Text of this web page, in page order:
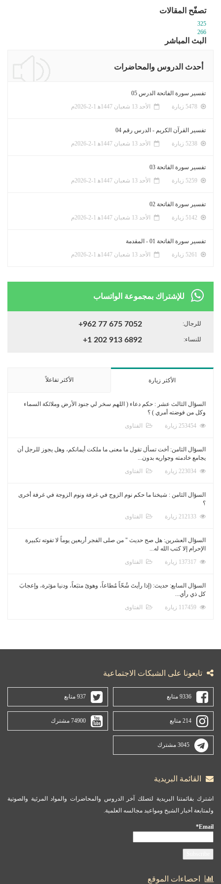
تصفّح المقالات
325
266
البث المباشر
أحدث الدروس والمحاضرات
تفسير سورة الفاتحة الدرس 05
الأحد 13 شعبان 1447ﻫ 1-2-2026م
تفسير القرآن الكريم - الدرس رقم 04
الأحد 13 شعبان 1447ﻫ 1-2-2026م
تفسير سورة الفاتحة 03
الأحد 13 شعبان 1447ﻫ 1-2-2026م
تفسير سورة الفاتحة 02
الأحد 13 شعبان 1447ﻫ 1-2-2026م
تفسير سورة الفاتحة 01 - المقدمة
الأحد 13 شعبان 1447ﻫ 1-2-2026م
للإشتراك بمجموعة الواتساب
للرجال: +962 77 675 7052
للنساء: +1 202 913 6892
الأكثر زيارة الأكثر تفاعلاً
السؤال الثالث عشر : حكم دعاء ( اللهم سخر لي جنود الأرض وملائكة السماء
وكل من فوضته أمري ) ؟
الفتاوى
السؤال الثامن: أخت تسأل تقول ما معنى ما ملكت أيمانكم، وهل يجوز للرجل أن
يجامع خادمته وجواريه بدون...
الفتاوى
السؤال الثامن : شيخنا ما حكم نوم الزوج في غرفة ونوم الزوجة في غرفة أخرى
؟
الفتاوى
السؤال العشرين: هل صح حديث " من صلى الفجر أربعين يوماً لا تفوته تكبيرة
الإحرام إلا كتب الله له...
الفتاوى
السؤال السابع: حديث: (إذا رأيتَ شُحّاً مُطاعاً، وهوىً متبَعاً، ودنيا مؤثرة، وإعجابَ
كل ذي رأي...
الفتاوى
تابعونا على الشبكات الاجتماعية
9336 متابع 937 متابع
214 متابع 74900 مشترك
3045 مشترك
القائمة البريدية
اشترك بقائمتنا البريدية لتصلك آخر الدروس والمحاضرات والمواد المرئية والصوتية
ولمتابعة أخبار الشيخ ومواعيد مجالسه العلمية.
Email*
احصاءات الموقع